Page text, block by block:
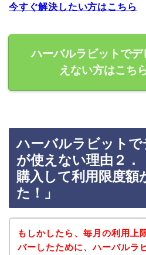
今すぐ解決したい方はこちら
ハーバルラビットで
えない方はこち
ハーバルラビット
が使えない理由２．
購入して利用限度額
た！」
もしかしたら、毎月の利用上
バーしたために、ハーバルラ